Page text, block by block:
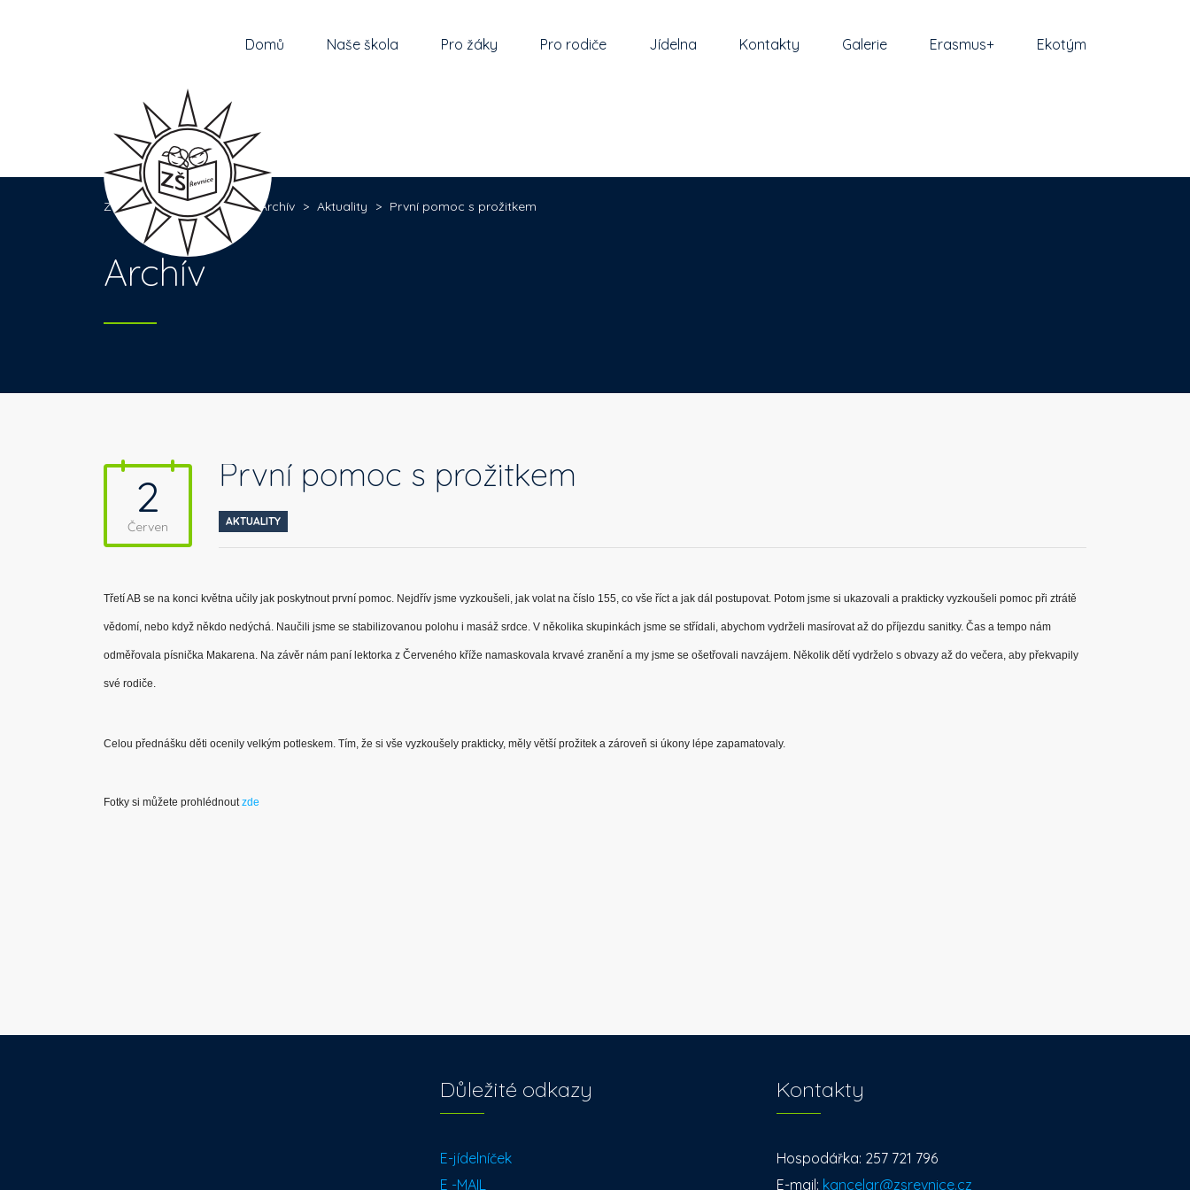
Domů Naše škola Pro žáky Pro rodiče Jídelna Kontakty Galerie Erasmus+ Ekotým
Základní škola Řevnice > Archív > Aktuality > První pomoc s prožitkem
Archív
2
Červen
První pomoc s prožitkem
AKTUALITY
Třetí AB se na konci května učily jak poskytnout první pomoc. Nejdřív jsme vyzkoušeli, jak volat na číslo 155, co vše říct a jak dál postupovat. Potom jsme si ukazovali a prakticky vyzkoušeli pomoc při ztrátě
vědomí, nebo když někdo nedýchá. Naučili jsme se stabilizovanou polohu i masáž srdce. V několika skupinkách jsme se střídali, abychom vydrželi masírovat až do příjezdu sanitky. Čas a tempo nám
odměřovala písnička Makarena. Na závěr nám paní lektorka z Červeného kříže namaskovala krvavé zranění a my jsme se ošetřovali navzájem. Několik dětí vydrželo s obvazy až do večera, aby překvapily
své rodiče.
Celou přednášku děti ocenily velkým potleskem. Tím, že si vše vyzkoušely prakticky, měly větší prožitek a zároveň si úkony lépe zapamatovaly.
Fotky si můžete prohlédnoutzde
Důležité odkazy
E-jídelníček
E -MAIL
Kontakty
Hospodářka: 257 721 796
E-mail: kancelar@zsrevnice.cz